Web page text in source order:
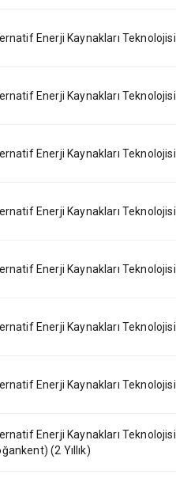
Enerji Kaynakları Teknolojisi
Enerji Kaynakları Teknolojisi
Enerji Kaynakları Teknolojisi
Enerji Kaynakları Teknolojisi
Enerji Kaynakları Teknolojisi
Enerji Kaynakları Teknolojisi
Enerji Kaynakları Teknolojisi
Enerji Kaynakları Teknolojisi
(2 Yıllık)